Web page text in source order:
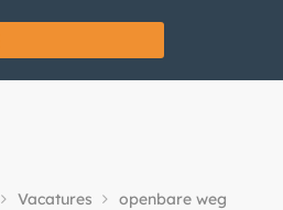
Vacatures openbare weg